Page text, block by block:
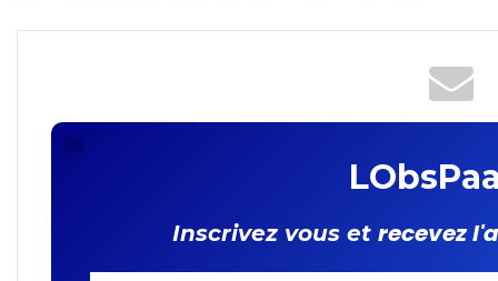
Inscrivez vous et recevez